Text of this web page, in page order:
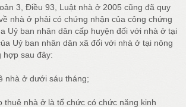
3, Điều 93, Luật nhà ở 2005 cũng đã quy
nhà ở phải có chứng nhận của công chứng
Uỷ ban nhân dân cấp huyện đối với nhà ở tại
Uỷ ban nhân dân xã đối với nhà ở tại nông
hợp sau đây:
nhà ở dưới sáu tháng;
thuê nhà ở là tổ chức có chức năng kinh